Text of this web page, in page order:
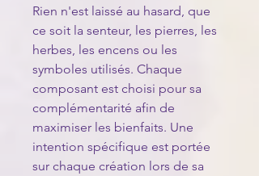
Rien n'est laissé au hasard, que
ce soit la senteur, les pierres, les
herbes, les encens ou les
symboles utilisés. Chaque
composant est choisi pour sa
complémentarité afin de
maximiser les bienfaits. Une
intention spécifique est portée
sur chaque création lors de sa